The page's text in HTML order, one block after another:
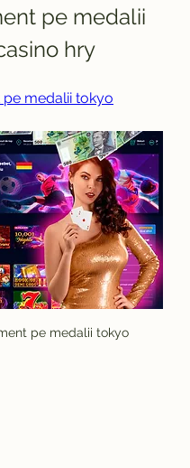
pe medalii
hry
pe medalii tokyo
pe medalii tokyo